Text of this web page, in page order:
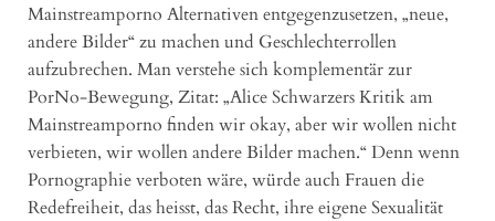
Mainstreamporno Alternativen entgegenzusetzen, „neue,
andere Bilder“ zu machen und Geschlechterrollen
aufzubrechen. Man verstehe sich komplementär zur
PorNo-Bewegung, Zitat: „Alice Schwarzers Kritik am
Mainstreamporno finden wir okay, aber wir wollen nicht
verbieten, wir wollen andere Bilder machen.“ Denn wenn
Pornographie verboten wäre, würde auch Frauen die
Redefreiheit, das heisst, das Recht, ihre eigene Sexualität